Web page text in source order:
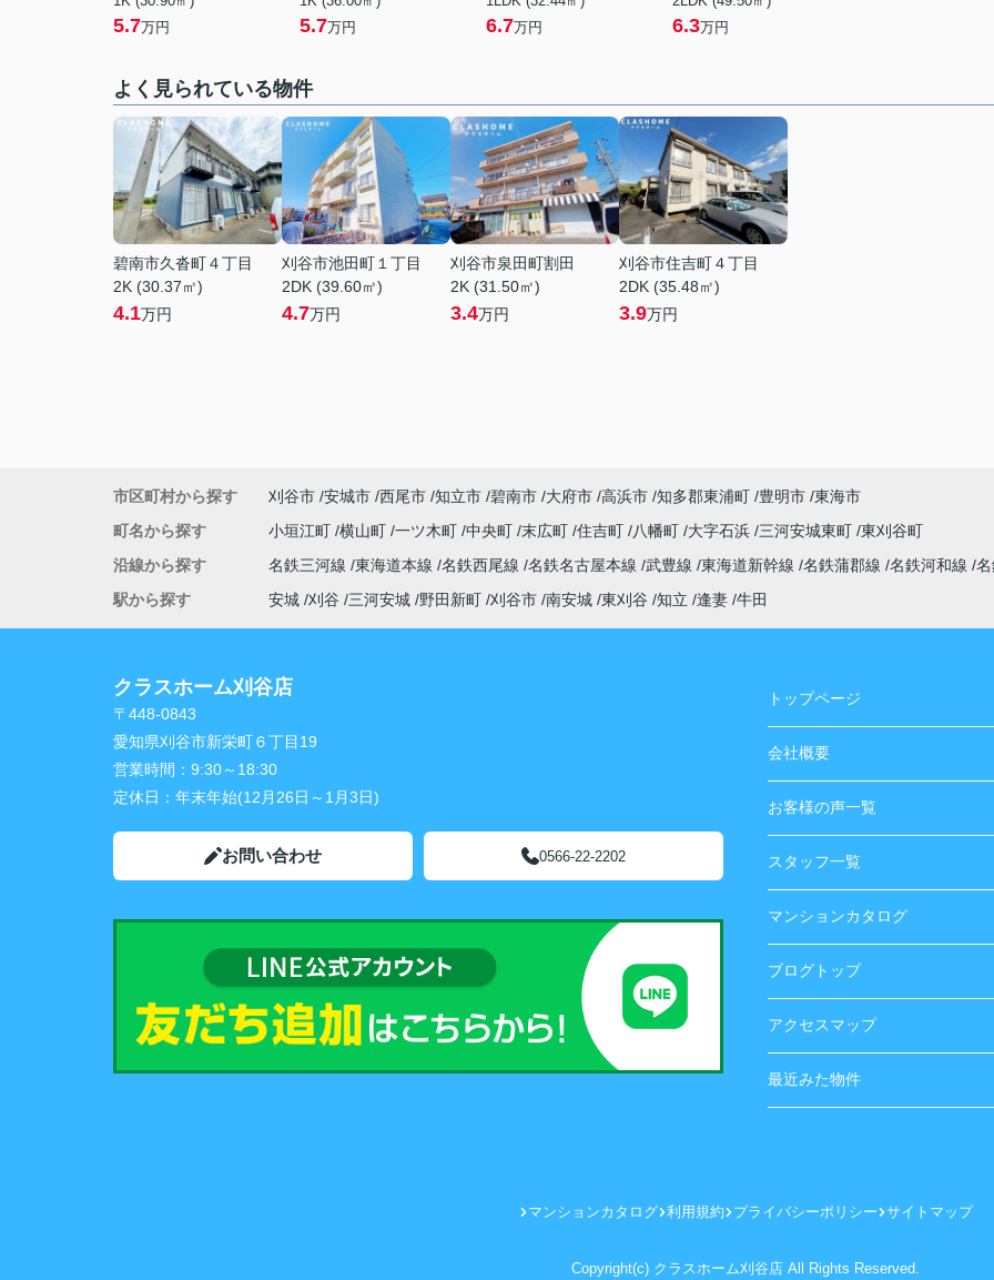
5.7万円 5.7万円 6.7万円 6.3万円
よく見られている物件
碧南市久沓町４丁目
2K (30.37㎡)
4.1万円
刈谷市池田町１丁目
2DK (39.60㎡)
4.7万円
刈谷市泉田町割田
2K (31.50㎡)
3.4万円
刈谷市住吉町４丁目
2DK (35.48㎡)
3.9万円
市区町村から探す 刈谷市 安城市 西尾市 知立市 碧南市 大府市 高浜市 知多郡東浦町 豊明市 東海市
町名から探す
小垣江町 横山町 一ツ木町 中央町 末広町 住吉町 八幡町 大字石浜 三河安城東町 東刈谷町
沿線から探す
名鉄三河線 東海道本線 名鉄西尾線 名鉄名古屋本線 武豊線 東海道新幹線 名鉄蒲郡線 名鉄河和線
駅から探す
安城 刈谷 三河安城 野田新町 刈谷市 南安城 東刈谷 知立 逢妻 牛田
クラスホーム刈谷店
〒448-0843
愛知県刈谷市新栄町６丁目19
営業時間： 9:30～18:30
定休日： 年末年始(12月26日～1月3日)
お問い合わせ 0566-22-2202
トップページ
会社概要
お客様の声一覧
スタッフ一覧
マンションカタログ
ブログトップ
アクセスマップ
最近みた物件
マンションカタログ 利用規約 プライバシーポリシー サイトマップ
Copyright(c) クラスホーム刈谷店 All Rights Reserved.